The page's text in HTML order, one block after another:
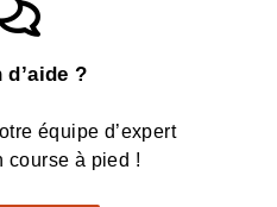
d’aide ?
équipe d’expert
course à pied !